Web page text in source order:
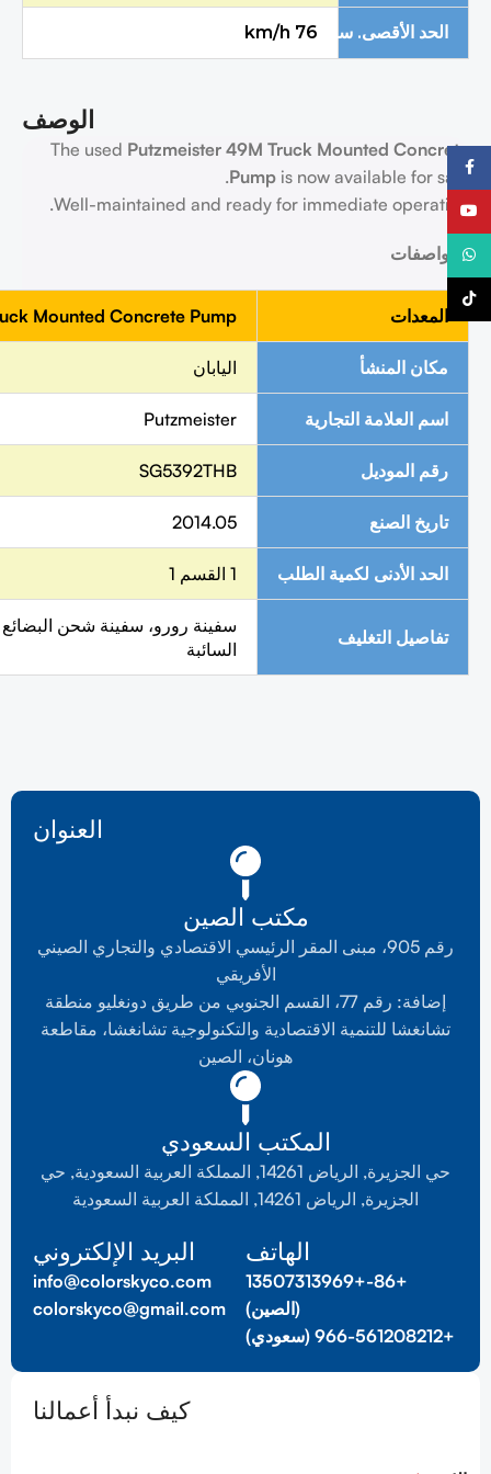
الحد الأقصى. سرعة الطريق
76
الوصف
The used Putzmeister 49M Truck Mounted Concrete
Pump is now available for sale.
Well-maintained and ready for immediate operation.
المواصفات
المعدات Mounted Concrete Pump
مكان المنشأ اليابان
اسم العلامة التجارية Putzmeister
رقم الموديل SG5392THB
تاريخ الصنع 2014.05
الحد الأدنى لكمية الطلب 1 القسم 1
تفاصيل التغليف
سفينة رورو، سفينة شحن البضائع
السائبة
العنوان
مكتب الصين
رقم 905، مبنى المقر الرئيسي الاقتصادي والتجاري الصيني
الأفريقي
إضافة: رقم 77، القسم الجنوبي من طريق دونغليو منطقة
تشانغشا للتنمية الاقتصادية والتكنولوجية تشانغشا، مقاطعة
هونان، الصين
المكتب السعودي
حي الجزيرة, الرياض 14261, المملكة العربية السعودية, حي
الجزيرة, الرياض 14261, المملكة العربية السعودية
الهاتف
+86-+13507313969
(الصين)
+966-561208212 (سعودي)
البريد الإلكتروني
info@colorskyco.com
colorskyco@gmail.com
كيف نبدأ أعمالنا
فيسبوك
يوتيوب
واتساب